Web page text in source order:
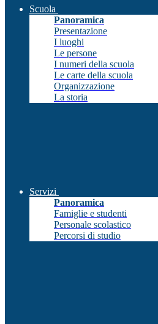
Scuola
Panoramica
Presentazione
I luoghi
Le persone
I numeri della scuola
Le carte della scuola
Organizzazione
La storia
Servizi
Panoramica
Famiglie e studenti
Personale scolastico
Percorsi di studio